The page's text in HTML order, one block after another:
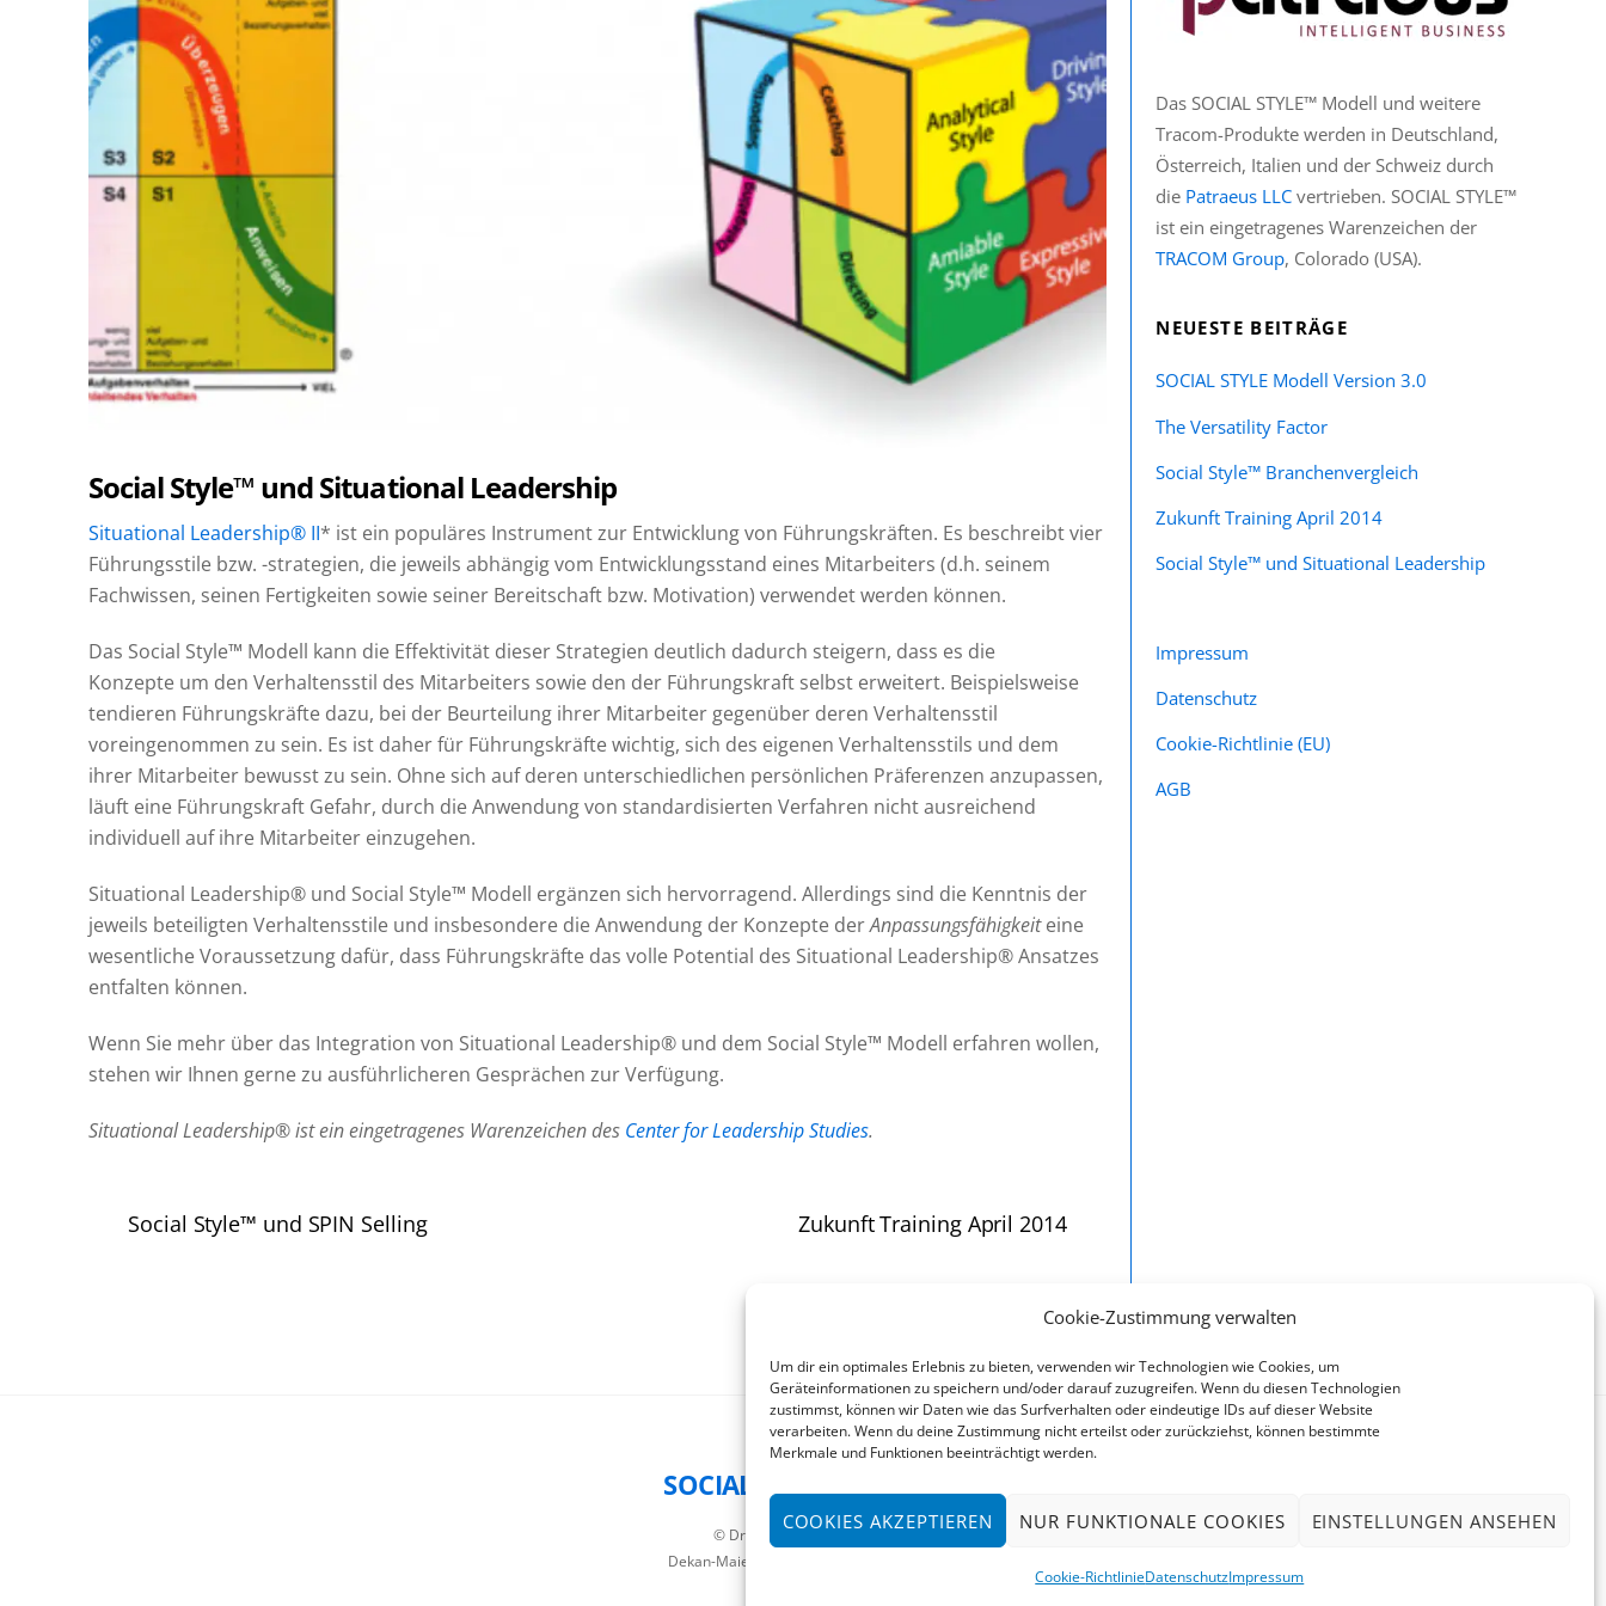
Cookie-Zustimmung verwalten
Um dir ein optimales Erlebnis zu bieten, verwenden wir Technologien wie Cookies, um
Geräteinformationen zu speichern und/oder darauf zuzugreifen. Wenn du diesen Technologien
zustimmst, können wir Daten wie das Surfverhalten oder eindeutige IDs auf dieser Website
verarbeiten. Wenn du deine Zustimmung nicht erteilst oder zurückziehst, können bestimmte
Merkmale und Funktionen beeinträchtigt werden.
COOKIES AKZEPTIEREN NUR FUNKTIONALE COOKIES EINSTELLUNGEN ANSEHEN
Cookie-RichtlinieDatenschutzImpressum
Social Style™ und Situational Leadership
Situational Leadership® II* ist ein populäres Instrument zur Entwicklung von Führungskräften. Es beschreibt vier
Führungsstile bzw. -strategien, die jeweils abhängig vom Entwicklungsstand eines Mitarbeiters (d.h. seinem
Fachwissen, seinen Fertigkeiten sowie seiner Bereitschaft bzw. Motivation) verwendet werden können.
Das Social Style™ Modell kann die Effektivität dieser Strategien deutlich dadurch steigern, dass es die
Konzepte um den Verhaltensstil des Mitarbeiters sowie den der Führungskraft selbst erweitert. Beispielsweise
tendieren Führungskräfte dazu, bei der Beurteilung ihrer Mitarbeiter gegenüber deren Verhaltensstil
voreingenommen zu sein. Es ist daher für Führungskräfte wichtig, sich des eigenen Verhaltensstils und dem
ihrer Mitarbeiter bewusst zu sein. Ohne sich auf deren unterschiedlichen persönlichen Präferenzen anzupassen,
läuft eine Führungskraft Gefahr, durch die Anwendung von standardisierten Verfahren nicht ausreichend
individuell auf ihre Mitarbeiter einzugehen.
Situational Leadership® und Social Style™ Modell ergänzen sich hervorragend. Allerdings sind die Kenntnis der
jeweils beteiligten Verhaltensstile und insbesondere die Anwendung der Konzepte derAnpassungsfähigkeiteine
wesentliche Voraussetzung dafür, dass Führungskräfte das volle Potential des Situational Leadership® Ansatzes
entfalten können.
Wenn Sie mehr über das Integration von Situational Leadership® und dem Social Style™ Modell erfahren wollen,
stehen wir Ihnen gerne zu ausführlicheren Gesprächen zur Verfügung.
Situational Leadership® ist ein eingetragenes Warenzeichen des Center for Leadership Studies.
Social Style™ und SPIN Selling Zukunft Training April 2014
Das SOCIAL STYLE™ Modell und weitere
Tracom-Produkte werden in Deutschland,
Österreich, Italien und der Schweiz durch
die Patraeus LLC vertrieben. SOCIAL STYLE™
ist ein eingetragenes Warenzeichen der
TRACOM Group, Colorado (USA).
NEUESTE BEITRÄGE
SOCIAL STYLE Modell Version 3.0
The Versatility Factor
Social Style™ Branchenvergleich
Zukunft Training April 2014
Social Style™ und Situational Leadership
Impressum
Datenschutz
Cookie-Richtlinie (EU)
AGB
To
Top
SOCIAL STYLE™ Modell
© Dr. Henning Pfaffhausen
Dekan-Maier-Weg 32 - 83727 Schliersee